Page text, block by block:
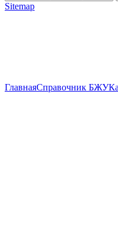
Sitemap
ГлавнаяСправочник БЖУ